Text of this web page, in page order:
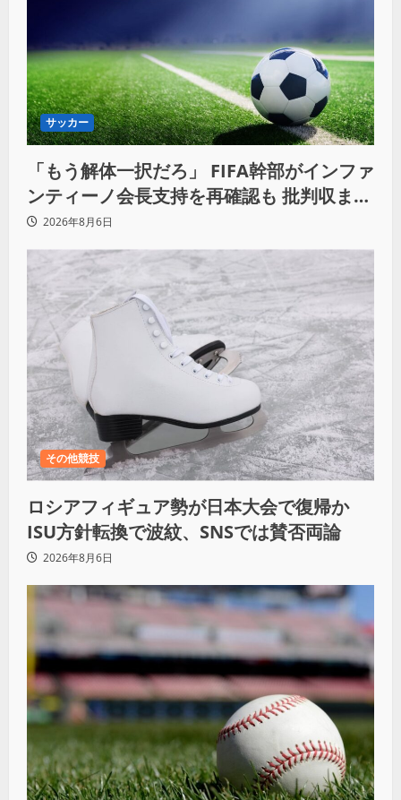
サッカー
「もう解体一択だろ」 FIFA幹部がインファ
ンティーノ会長支持を再確認も 批判収まら
ず2026年8月6日
その他競技
ロシアフィギュア勢が日本大会で復帰か
ISU方針転換で波紋、SNSでは賛否両論
2026年8月6日